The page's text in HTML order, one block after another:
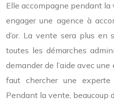
Elle accompagne pendant la
engager une agence à
d’or. La vente sera plus en
toutes les démarches
demander de l’aide avec
faut chercher une experte
Pendant la vente, beaucoup